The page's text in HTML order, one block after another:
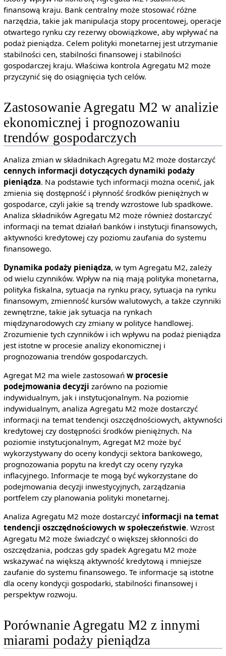
finansową kraju. Bank centralny może stosować różne
narzędzia, takie jak manipulacja stopy procentowej, operacje
otwartego rynku czy rezerwy obowiązkowe, aby wpływać na
podaż pieniądza. Celem polityki monetarnej jest utrzymanie
stabilności cen, stabilności finansowej i stabilności
gospodarczej kraju. Właściwa kontrola Agregatu M2 może
przyczynić się do osiągnięcia tych celów.
Zastosowanie Agregatu M2 w analizie
ekonomicznej i prognozowaniu
trendów gospodarczych
Analiza zmian w składnikach Agregatu M2 może dostarczyć
cennych informacji dotyczących dynamiki podaży
pieniądza. Na podstawie tych informacji można ocenić, jak
zmienia się dostępność i płynność środków pieniężnych w
gospodarce, czyli jakie są trendy wzrostowe lub spadkowe.
Analiza składników Agregatu M2 może również dostarczyć
informacji na temat działań banków i instytucji finansowych,
aktywności kredytowej czy poziomu zaufania do systemu
finansowego.
Dynamika podaży pieniądza, w tym Agregatu M2, zależy
od wielu czynników. Wpływ na nią mają polityka monetarna,
polityka fiskalna, sytuacja na rynku pracy, sytuacja na rynku
finansowym, zmienność kursów walutowych, a także czynniki
zewnętrzne, takie jak sytuacja na rynkach
międzynarodowych czy zmiany w polityce handlowej.
Zrozumienie tych czynników i ich wpływu na podaż pieniądza
jest istotne w procesie analizy ekonomicznej i
prognozowania trendów gospodarczych.
Agregat M2 ma wiele zastosowań w procesie
podejmowania decyzji zarówno na poziomie
indywidualnym, jak i instytucjonalnym. Na poziomie
indywidualnym, analiza Agregatu M2 może dostarczyć
informacji na temat tendencji oszczędnościowych, aktywności
kredytowej czy dostępności środków pieniężnych. Na
poziomie instytucjonalnym, Agregat M2 może być
wykorzystywany do oceny kondycji sektora bankowego,
prognozowania popytu na kredyt czy oceny ryzyka
inflacyjnego. Informacje te mogą być wykorzystane do
podejmowania decyzji inwestycyjnych, zarządzania
portfelem czy planowania polityki monetarnej.
Analiza Agregatu M2 może dostarczyć informacji na temat
tendencji oszczędnościowych w społeczeństwie. Wzrost
Agregatu M2 może świadczyć o większej skłonności do
oszczędzania, podczas gdy spadek Agregatu M2 może
wskazywać na większą aktywność kredytową i mniejsze
zaufanie do systemu finansowego. Te informacje są istotne
dla oceny kondycji gospodarki, stabilności finansowej i
perspektyw rozwoju.
Porównanie Agregatu M2 z innymi
miarami podaży pieniądza